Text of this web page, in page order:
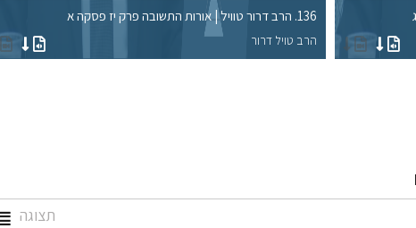
136. הרב דרור טוויל | אורות התשובה פרק יז פסקה א
הרב טויל דרור
תצוגה